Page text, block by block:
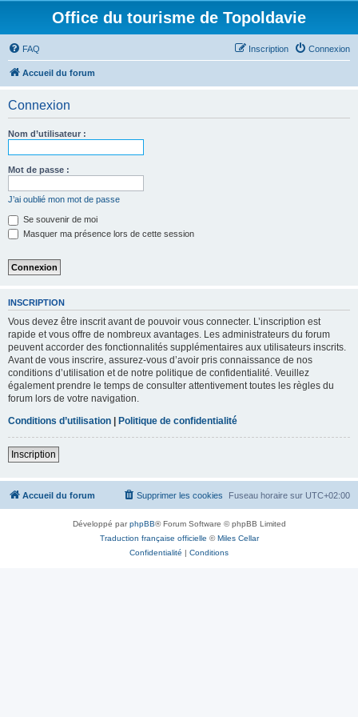
Office du tourisme de Topoldavie
FAQ Connexion
Inscription
Accueil du forum
Connexion
Nom d’utilisateur :
Mot de passe :
J’ai oublié mon mot de passe
Se souvenir de moi
Masquer ma présence lors de cette session
INSCRIPTION
Vous devez être inscrit avant de pouvoir vous connecter. L’inscription est
rapide et vous offre de nombreux avantages. Les administrateurs du forum
peuvent accorder des fonctionnalités supplémentaires aux utilisateurs inscrits.
Avant de vous inscrire, assurez-vous d’avoir pris connaissance de nos
conditions d’utilisation et de notre politique de confidentialité. Veuillez
également prendre le temps de consulter attentivement toutes les règles du
forum lors de votre navigation.
Conditions d’utilisation | Politique de confidentialité
Inscription
Accueil du forum Fuseau horaire sur UTC+02:00
Supprimer les cookies
Développé parphpBB® Forum Software © phpBB Limited
Traduction française officielle ©Miles Cellar
Confidentialité | Conditions